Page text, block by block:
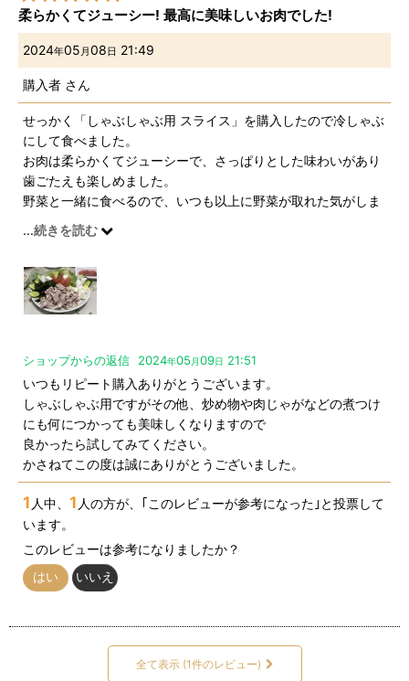
柔らかくてジューシー! 最高に美味しいお肉でした!
2024年05 月 08 日 21:49
購入者 さん
せっかく「しゃぶしゃぶ用 スライス」を購入したので冷しゃぶ
にして食べました。
お肉は柔らかくてジューシーで、さっぱりとした味わいがあり
歯ごたえも楽しめました。
野菜と一緒に食べるので、いつも以上に野菜が取れた気がしま
す(笑)
タレや調味料も自分好みで調整できるので、最高に贅沢な夕食
またリピートしたいと思いました。
...続きを読む
ショップからの返信 2024年05 月09日 21:51
いつもリピート購入ありがとうございます。
しゃぶしゃぶ用ですがその他、炒め物や肉じゃがなどの煮つけ
にも何につかっても美味しくなりますので
良かったら試してみてください。
かさねてこの度は誠にありがとうございました。
1 人中、 1 人の方が、｢このレビューが参考になった｣と投票して
います。
このレビューは参考になりましたか？
はい いいえ
全て表示 (1件のレビュー)